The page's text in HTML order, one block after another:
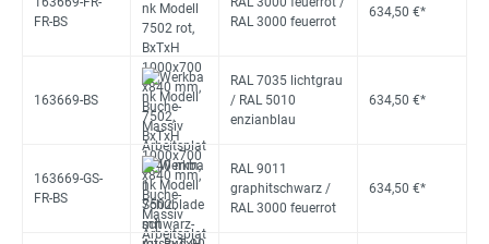
FR-BS
RAL 3000 feuerrot
634,50 €*
163669-BS
RAL 7035 lichtgrau
/ RAL 5010
enzianblau
634,50 €*
163669-GS-
FR-BS
RAL 9011
graphitschwarz /
RAL 3000 feuerrot
634,50 €*